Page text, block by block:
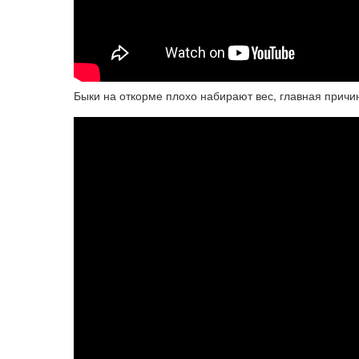
Быки на откорме плохо набирают вес, главная